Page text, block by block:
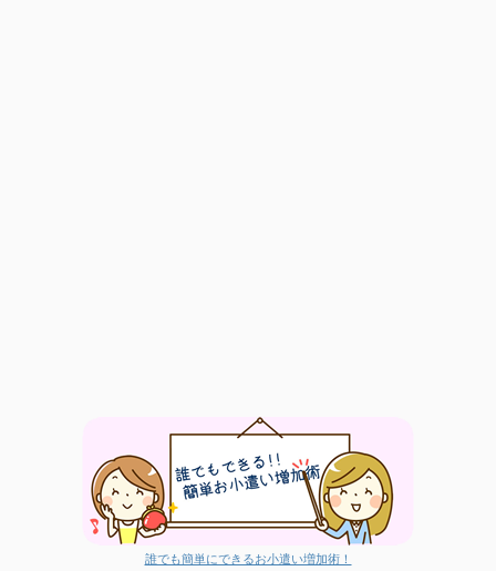
誰でも簡単にできるお小遣い増加術！